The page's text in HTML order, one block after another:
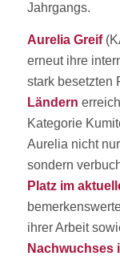
Jahrgangs.
Aurelia Greif
erneut ihre
stark besetzten
Ländern
Kategorie
Aurelia nicht
sondern
Platz im
ihrer Arbeit
Nachwuchses